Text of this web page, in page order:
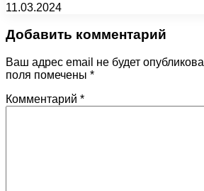
11.03.2024
Добавить комментарий
Ваш адрес email не будет
поля помечены *
Комментарий *